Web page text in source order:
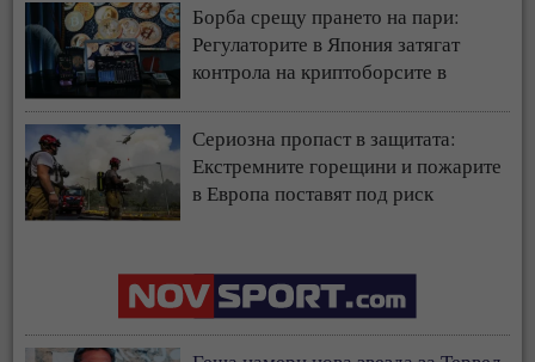
Борба срещу прането на пари:
Регулаторите в Япония затягат
контрола на криптоборсите в
Сериозна пропаст в защитата:
Екстремните горещини и пожарите
в Европа поставят под риск